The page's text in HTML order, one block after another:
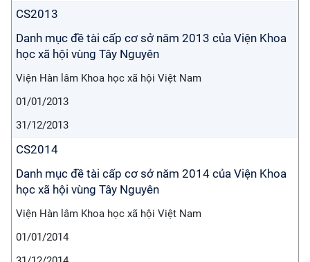
CS2013
Danh mục đề tài cấp cơ sở năm 2013 của Viện Khoa
học xã hội vùng Tây Nguyên
Viện Hàn lâm Khoa học xã hội Việt Nam
01/01/2013
31/12/2013
CS2014
Danh mục đề tài cấp cơ sở năm 2014 của Viện Khoa
học xã hội vùng Tây Nguyên
Viện Hàn lâm Khoa học xã hội Việt Nam
01/01/2014